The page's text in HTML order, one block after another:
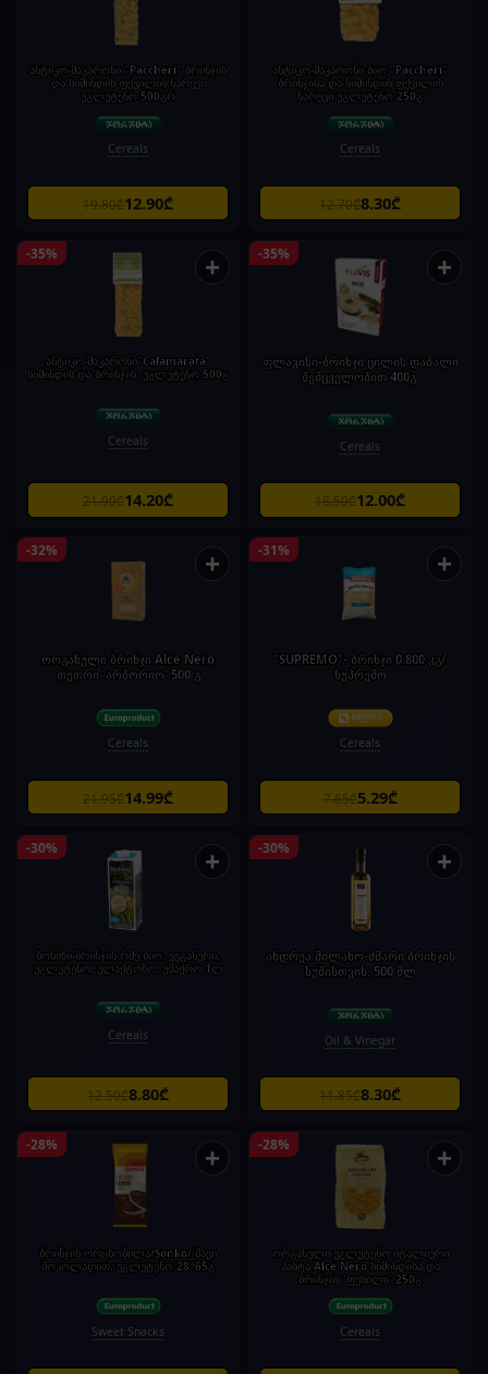
ანტიკო-მაკარონი "Paccheri" ბრინჯის
და სიმინდის ფქვილის ნარევი
უგლუტენო 500გრ
Cereals
19.80₾12.90₾
ანტიკო-მაკარონი ბიო "Paccheri"
ბრინჯისა და სიმინდის ფქვილის
ნარევი უგლუტენო 250გ
Cereals
12.70₾8.30₾
-35% +
ანტიკო-მაკარონი"Calamarata"
სიმინდის და ბრინჯის, უგლუტენო 500გ
Cereals
21.90₾14.20₾
-35% +
ფლავისი-ბრინჯი ცილის დაბალი
შემცველობით 400გ.
Cereals
18.50₾12.00₾
-32% +
ორგანული ბრინჯი Alce Nero
თეთრი 'არბორიო' 500 გ
Cereals
21.95₾14.99₾
-31% +
"SUPREMO"- ბრინჯი 0.800 კგ/
სუპრემო
Cereals
7.65₾5.29₾
-30% +
ბონიზი-ბრინჯის რძე ბიო, ვეგანური,
უგლუტენო, ულაქტოზო, უშაქრო 1ლ
Cereals
12.50₾8.80₾
-30% +
ანდრეა მილანო-ძმარი ბრინჯის
სუშისთვის. 500 მლ
Oil & Vinegar
11.85₾8.30₾
-28% +
ბრინჯის ორცხობილა/Sonko/ შავი
შოკოლადით, უგლუტენო 28*65გ
Sweet Snacks
-28% +
ორგანული უგლუტენო იტალიური
პასტა Alce Nero სიმინდისა და
ბრინჯის 'ფუსილი' 250გ
Cereals